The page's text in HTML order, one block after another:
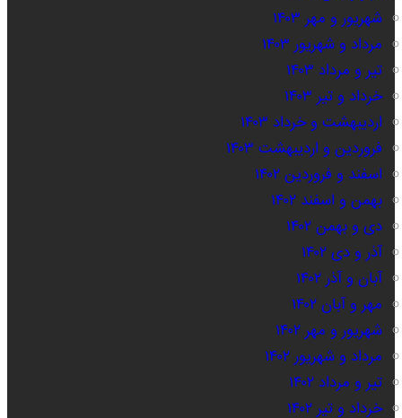
شهریور و مهر ۱۴۰۳
مرداد و شهریور ۱۴۰۳
تیر و مرداد ۱۴۰۳
خرداد و تیر ۱۴۰۳
اردیبهشت و خرداد ۱۴۰۳
فروردین و اردیبهشت ۱۴۰۳
اسفند و فروردین ۱۴۰۲
بهمن و اسفند ۱۴۰۲
دی و بهمن ۱۴۰۲
آذر و دی ۱۴۰۲
آبان و آذر ۱۴۰۲
مهر و آبان ۱۴۰۲
شهریور و مهر ۱۴۰۲
مرداد و شهریور ۱۴۰۲
تیر و مرداد ۱۴۰۲
خرداد و تیر ۱۴۰۲